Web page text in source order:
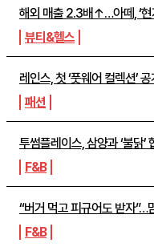
해외 매출 2.3배↑…아떼, ‘현
뷰티&헬스
레인스, 첫 ‘풋웨어 컬렉션’
패션
투썸플레이스, 삼양과 ‘불닭’
F&B
“버거 먹고 피규어도 받자”…
F&B